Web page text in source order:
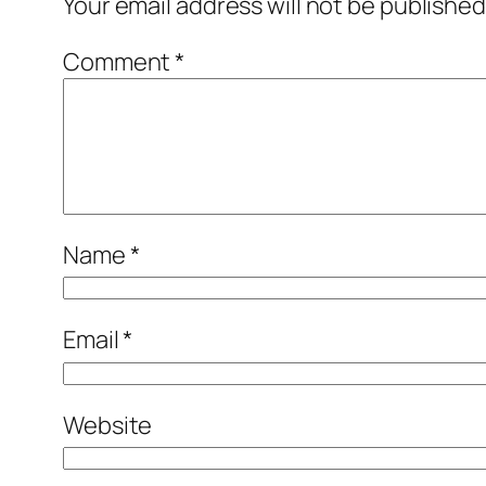
Comment*
Name*
Email*
Website